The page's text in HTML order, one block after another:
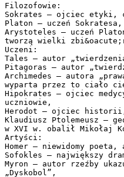
Filozofowie:
Sokrates – ojciec etyki,
Platon – uczeń
Arystoteles – uczeń
tworzą wielki
Uczeni:
Tales – autor
Pitagoras – autor
Archimedes – autora
wyparta przez to ciało
Hipokrates – ojciec
uczniowie,
Herodot – ojciec
Klaudiusz Ptolemeusz –
w XVI w. obalił Mikołaj
Artyści:
Homer – niewidomy
Sofokles – największy
Myron – autor rzeźby
„Dyskobol”,